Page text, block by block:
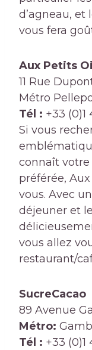
d’agneau,
vous fera
Aux Petits
11 Rue
Métro
Tél : +33 (0)1
Si vous
connaît
préférée,
vous. Avec
déjeuner et
vous allez
restaurant/
SucreCacao
89 Avenue
Métro:
Tél : +33 (0)1